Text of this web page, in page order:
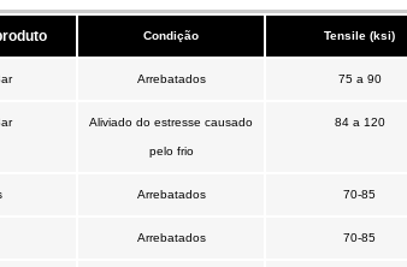
Condição Tensile (ksi)
Arrebatados 75 a 90
Aliviado do estresse causado
pelo frio
84 a 120
Arrebatados 70-85
Arrebatados 70-85